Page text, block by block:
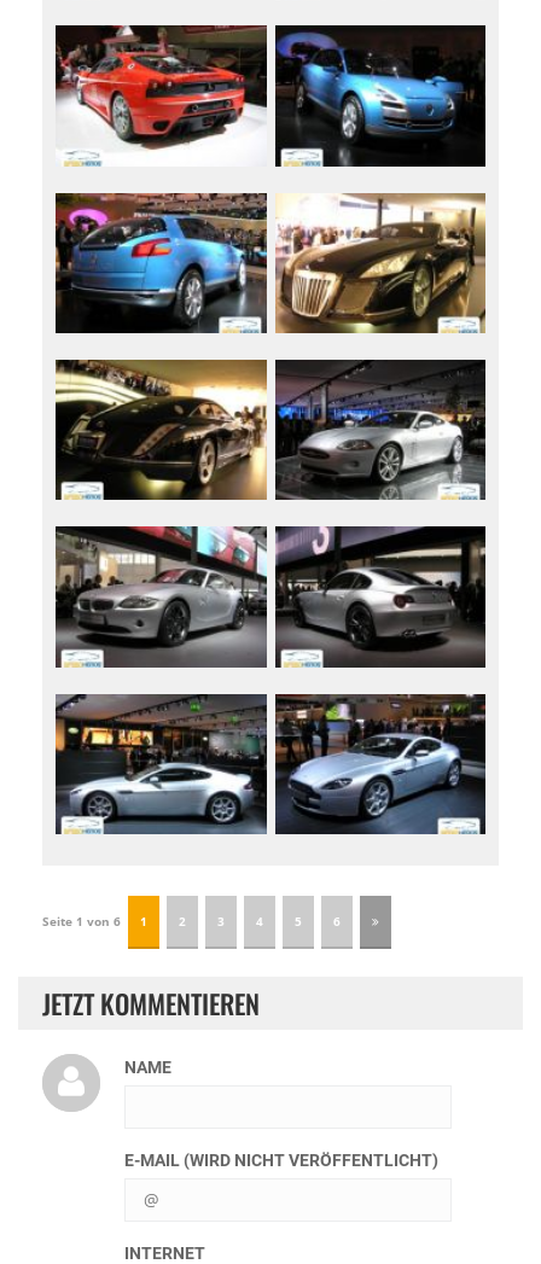
Seite 1 von 6 1 2 3 4 5 6
JETZT KOMMENTIEREN
NAME
E-MAIL (WIRD NICHT VERÖFFENTLICHT)
INTERNET